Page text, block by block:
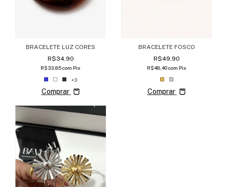
BRACELETE LUZ CORES
R$34,90
R$33,85com Pix
+3
Comprar
BRACELETE FOSCO
R$49,90
R$48,40com Pix
Comprar